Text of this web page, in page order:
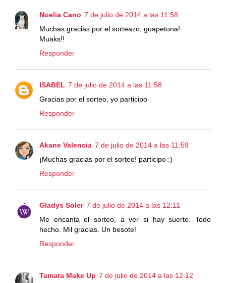
Noelia Cano 7 de julio de 2014 a las 11:58
Muchas gracias por el sorteazo, guapetona!
Muaks!!
Responder
ISABEL 7 de julio de 2014 a las 11:58
Gracias por el sorteo, yo participo
Responder
Akane Valencia 7 de julio de 2014 a las 11:59
¡Muchas gracias por el sorteo! participo :)
Responder
Gladys Soler 7 de julio de 2014 a las 12:11
Me encanta el sorteo, a ver si hay suerte. Todo
hecho. Mil gracias. Un besote!
Responder
Tamara Make Up 7 de julio de 2014 a las 12:12